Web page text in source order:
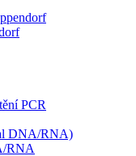
PCR
DNA/RNA)
RNA